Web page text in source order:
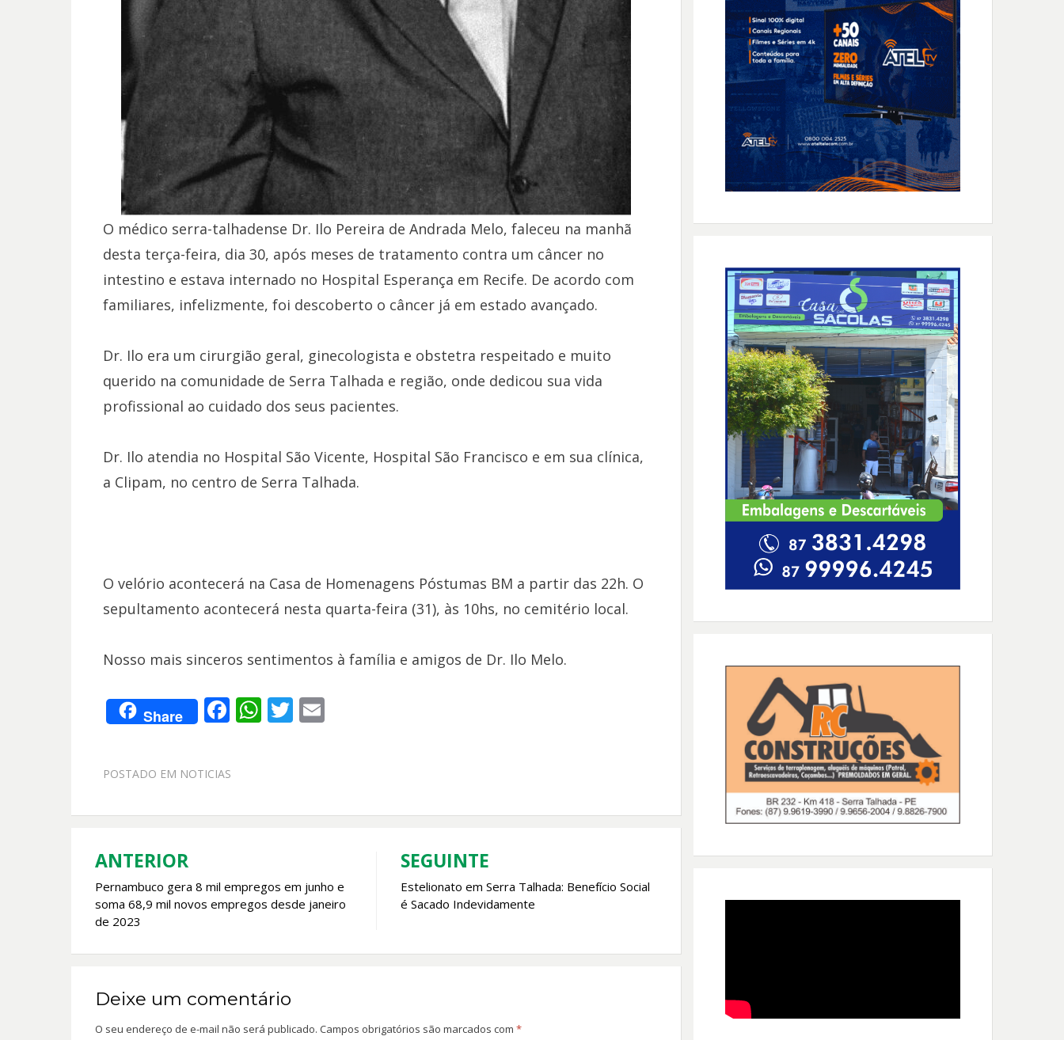
O médico serra-talhadense Dr. Ilo Pereira de Andrada Melo, faleceu na manhã
desta terça-feira, dia 30, após meses de tratamento contra um câncer no
intestino e estava internado no Hospital Esperança em Recife. De acordo com
familiares, infelizmente, foi descoberto o câncer já em estado avançado.
Dr. Ilo era um cirurgião geral, ginecologista e obstetra respeitado e muito
querido na comunidade de Serra Talhada e região, onde dedicou sua vida
profissional ao cuidado dos seus pacientes.
Dr. Ilo atendia no Hospital São Vicente, Hospital São Francisco e em sua clínica,
a Clipam, no centro de Serra Talhada.
O velório acontecerá na Casa de Homenagens Póstumas BM a partir das 22h. O
sepultamento acontecerá nesta quarta-feira (31), às 10hs, no cemitério local.
Nosso mais sinceros sentimentos à família e amigos de Dr. Ilo Melo.
Share F
b
o
W
A
T E
POSTADO EM NOTICIAS
Navegação
de
Post
ANTERIOR
Pernambuco gera 8 mil empregos em junho e
soma 68,9 mil novos empregos desde janeiro
de 2023
SEGUINTE
Estelionato em Serra Talhada: Benefício Social
é Sacado Indevidamente
Deixe um comentário
O seu endereço de e-mail não será publicado. Campos obrigatórios são marcados com *